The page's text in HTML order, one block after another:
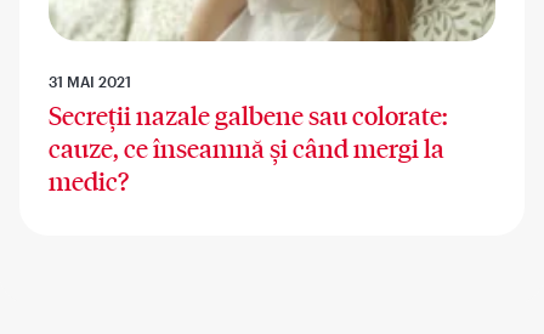
31 MAI 2021
Secreții nazale galbene sau colorate:
cauze, ce înseamnă și când mergi la
medic?